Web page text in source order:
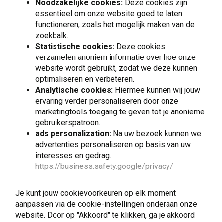
meter. Kabels en bevestigingen moeten apart worden
aangeschaft.
FUNCTIES EN PARAMETERS
Snelheid:
0 - 360 km/u
Totaal aantal kilometers:0 - 999.999 km
Gedeeltelijke kilometerstand:
Geheugen maximale snelheid
Toerenteller: 0 - 12.000 RPM of 0 - 13.000 RPM
afhankelijk van model
Weergave versnellingsstand:N, 1 - 6 en
schakelindicator
Alarm onderhoudsinterval
Thermometer:-10 tot 100 °C
Onmiddellijk en gemiddeld brandstofverbruik
Rijmodi:Standaard (STD), A, B en ECO
Voltmeter met waarschuwingsfunctie
Plaats ook een review
Vergelijkbare producten
TOURATECH
EHBO-Set voor
Motorfietsen - DIN 13167
TOURATECH
Stroomkabel BMW CAN
BUS Universeel
Noodzakelijke cookies: Deze cookies zijn
essentieel om onze website goed te laten
functioneren, zoals het mogelijk maken van de
zoekbalk.
Statistische cookies: Deze cookies
verzamelen anoniem informatie over hoe onze
website wordt gebruikt, zodat we deze kunnen
optimaliseren en verbeteren.
Analytische cookies: Hiermee kunnen wij jouw
ervaring verder personaliseren door onze
marketingtools toegang te geven tot je anonieme
gebruikerspatroon.
ads personalization: Na uw bezoek kunnen we
advertenties personaliseren op basis van uw
interesses en gedrag.
https://business.safety.google/privacy/
Je kunt jouw cookievoorkeuren op elk moment
aanpassen via de cookie-instellingen onderaan onze
website. Door op "Akkoord" te klikken, ga je akkoord